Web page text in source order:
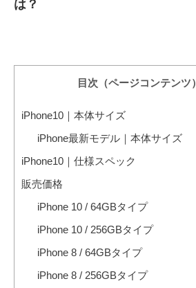
は？
目次（ページコンテンツ）
iPhone10｜本体サイズ
iPhone最新モデル｜本体サイズ
iPhone10｜仕様スペック
販売価格
iPhone 10 / 64GBタイプ
iPhone 10 / 256GBタイプ
iPhone 8 / 64GBタイプ
iPhone 8 / 256GBタイプ